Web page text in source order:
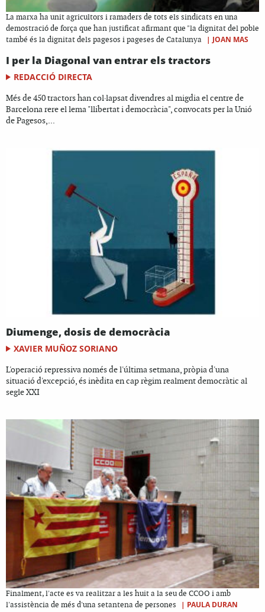
La marxa ha unit agricultors i ramaders de tots els sindicats en una
demostració de força que han justificat afirmant que "la dignitat del poble
també és la dignitat dels pagesos i pageses de Catalunya
| JOAN MAS
I per la Diagonal van entrar els tractors
REDACCIÓ DIRECTA
Més de 450 tractors han col·lapsat divendres al migdia el centre de
Barcelona rere el lema "llibertat i democràcia", convocats per la Unió
de Pagesos,...
Diumenge, dosis de democràcia
XAVIER MUÑOZ SORIANO
L'operació repressiva només de l'última setmana, pròpia d'una
situació d'excepció, és inèdita en cap règim realment democràtic al
segle XXI
Finalment, l'acte es va realitzar a les huit a la seu de CCOO i amb
l'assistència de més d'una setantena de persones
| PAULA DURAN